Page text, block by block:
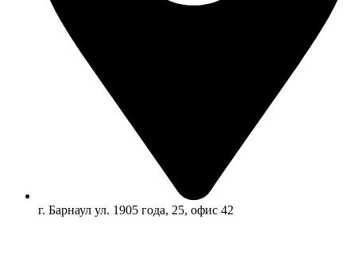
г. Барнаул ул. 1905 года, 25, офис 42